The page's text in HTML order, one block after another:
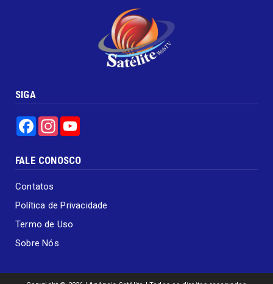
SIGA
FacebookInstagram
FALE CONOSCO
Contatos
Política de Privacidade
Termo de Uso
Sobre Nós